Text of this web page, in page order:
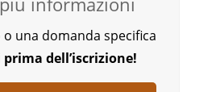
una domanda specifica
dell’iscrizione!